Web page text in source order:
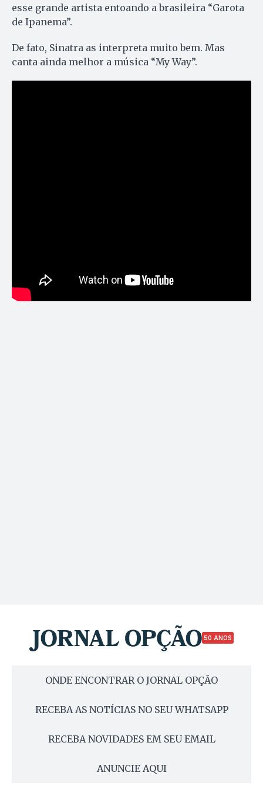
esse grande artista entoando a brasileira “Garota
de Ipanema”.
De fato, Sinatra as interpreta muito bem. Mas
canta ainda melhor a música “My Way”.
50 ANOS
ONDE ENCONTRAR O JORNAL OPÇÃO
RECEBA AS NOTÍCIAS NO SEU WHATSAPP
RECEBA NOVIDADES EM SEU EMAIL
ANUNCIE AQUI